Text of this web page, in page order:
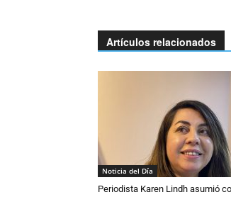
Artículos relacionados
Noticia del Día
Periodista Karen Lindh asumió